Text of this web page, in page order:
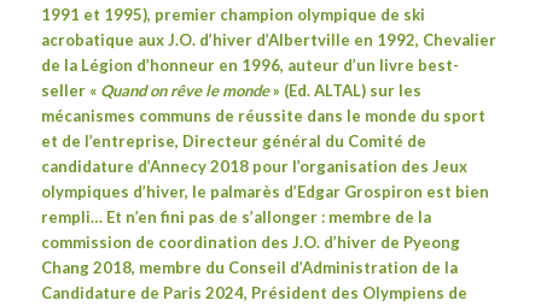
1991 et 1995), premier champion olympique de ski
acrobatique aux J.O. d’hiver d’Albertville en 1992, Chevalier
de la Légion d’honneur en 1996, auteur d’un livre best-
seller« Quand on rêve le monde» (Ed. ALTAL) sur les
mécanismes communs de réussite dans le monde du sport
et de l’entreprise, Directeur général du Comité de
candidature d’Annecy 2018 pour l’organisation des Jeux
olympiques d’hiver, le palmarès d’Edgar Grospiron est bien
rempli… Et n’en fini pas de s’allonger : membre de la
commission de coordination des J.O. d’hiver de Pyeong
Chang 2018, membre du Conseil d’Administration de la
Candidature de Paris 2024, Président des Olympiens de